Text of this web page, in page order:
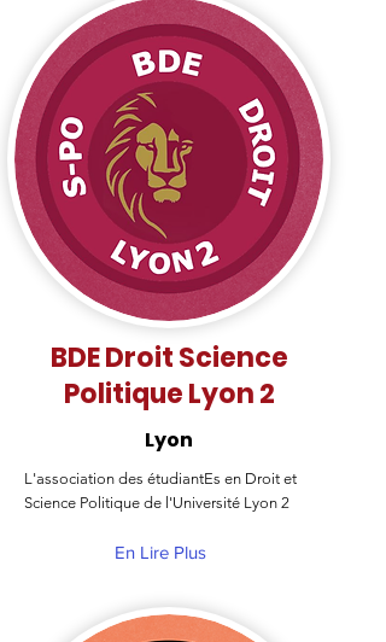
BDE Droit Science
Politique Lyon 2
Lyon
L'association des étudiantEs en Droit et
Science Politique de l'Université Lyon 2
En Lire Plus